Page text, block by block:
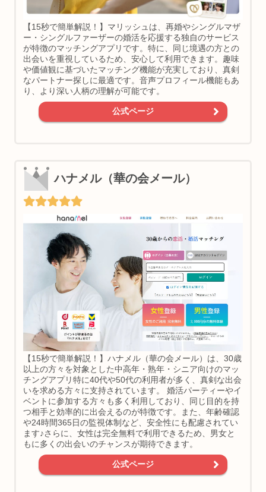
【15秒で簡単解説！】マリッシュは、再婚やシングルマザ
ー・シングルファーザーの婚活を応援する独自のサービス
が特徴のマッチングアプリです。特に、同じ境遇の方との
出会いを重視しているため、安心して利用できます。趣味
や価値観に基づいたマッチング機能が充実しており、真剣
なパートナー探しに最適です。音声プロフィール機能もあ
り、より深い人柄の理解が可能です。
公式ページ
ハナメル（華の会メール）
【15秒で簡単解説！】ハナメル（華の会メール）は、30歳
以上の方々を対象とした中高年・熟年・シニア向けのマッ
チングアプリ特に40代や50代の利用者が多く、真剣な出会
いを求める方々に支持されています。 婚活パーティーやイ
ベントに参加する方々も多く利用しており、同じ目的を持
つ相手と効率的に出会えるのが特徴です。また、年齢確認
や24時間365日の監視体制など、安全性にも配慮されてい
ます♪さらに、女性は完全無料で利用できるため、男女と
もに多くの出会いのチャンスが期待できます。
公式ページ